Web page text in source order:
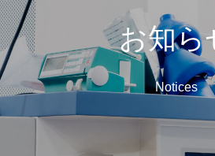
お知ら
Notices